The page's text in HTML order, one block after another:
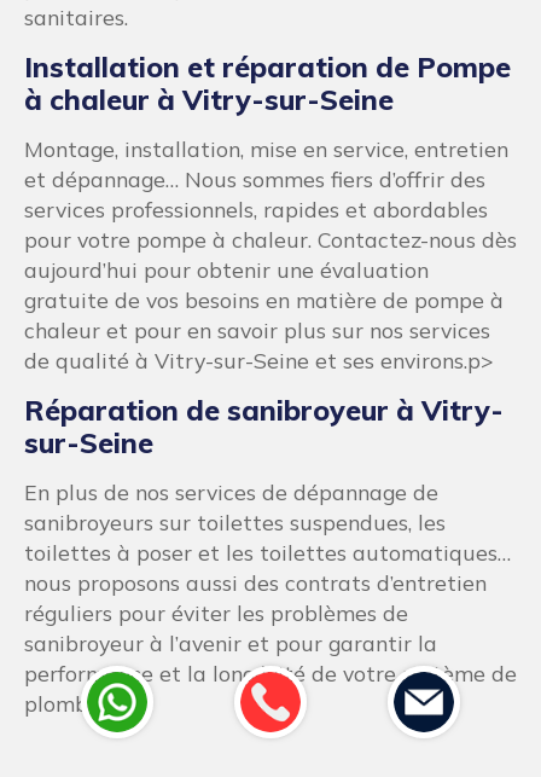
Rénovation de salle de bain à Vitry-
sur-Seine
équipements, Plombier-artisan.fr offre des
services complets de rénovation de salle de
bain. Nous travaillons en étroite collaboration
avec vous pour comprendre vos besoins et vos
préférences, et pour créer une salle de bain qui
correspond à votre style de vie et à votre
budget.
Des artisans plombiers
qualifié à votre écoute